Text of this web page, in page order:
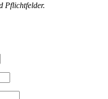
Pflichtfelder.